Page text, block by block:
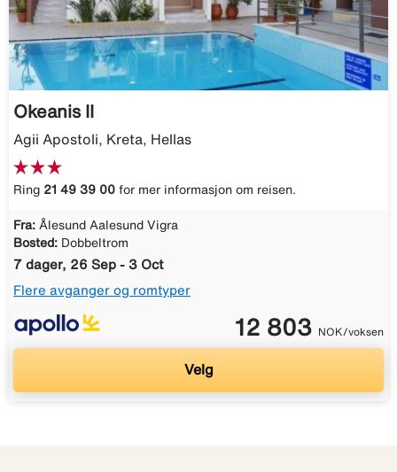
Okeanis II
Agii Apostoli, Kreta, Hellas
Ring 21 49 39 00 for mer informasjon om reisen.
Fra: Ålesund Aalesund Vigra
Bosted: Dobbeltrom
7 dager, 26 Sep - 3 Oct
Flere avganger og romtyper
12 803 NOK/voksen
Velg